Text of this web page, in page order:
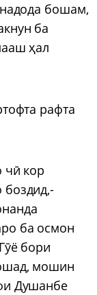
бошам,
ба
ҳал
рафта
чӣ кор
ба осмон
бори
мошин
Душанбе